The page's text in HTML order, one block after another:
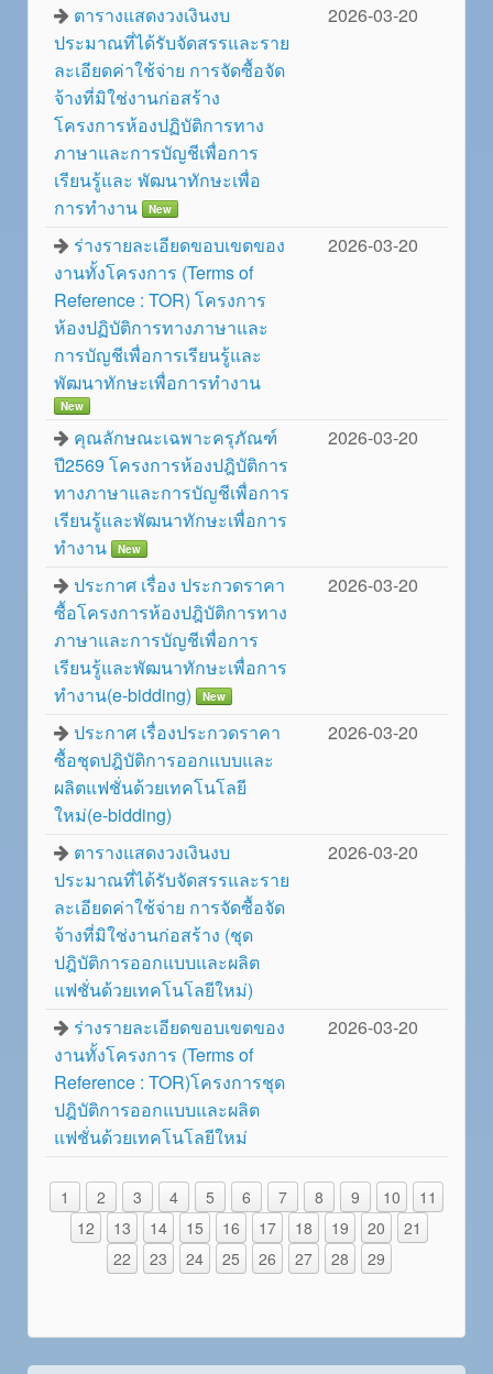
ตารางแสดงวงเงินงบ
ประมาณที่ได้รับจัดสรรและราย
ละเอียดค่าใช้จ่าย การจัดซื้อจัด
จ้างที่มิใช่งานก่อสร้าง
โครงการห้องปฏิบัติการทาง
ภาษาและการบัญชีเพื่อการ
เรียนรู้และ พัฒนาทักษะเพื่อ
การทำงาน
New
2026-03-20
ร่างรายละเอียดขอบเขตของ
งานทั้งโครงการ (Terms of
Reference : TOR) โครงการ
ห้องปฏิบัติการทางภาษาและ
การบัญชีเพื่อการเรียนรู้และ
พัฒนาทักษะเพื่อการทำงาน
New
2026-03-20
คุณลักษณะเฉพาะครุภัณฑ์
ปี2569 โครงการห้องปฎิบัติการ
ทางภาษาและการบัญชีเพื่อการ
เรียนรู้และพัฒนาทักษะเพื่อการ
ทำงาน
New
2026-03-20
ประกาศ เรื่อง ประกวดราคา
ซื้อโครงการห้องปฎิบัติการทาง
ภาษาและการบัญชีเพื่อการ
เรียนรู้และพัฒนาทักษะเพื่อการ
ทำงาน(e-bidding)
New
2026-03-20
ประกาศ เรื่องประกวดราคา
ซื้อชุดปฎิบัติการออกแบบและ
ผลิตแฟชั่นด้วยเทคโนโลยี
ใหม่(e-bidding)
2026-03-20
ตารางแสดงวงเงินงบ
ประมาณที่ได้รับจัดสรรและราย
ละเอียดค่าใช้จ่าย การจัดซื้อจัด
จ้างที่มิใช่งานก่อสร้าง (ชุด
ปฎิบัติการออกแบบและผลิต
แฟชั่นด้วยเทคโนโลยีใหม่)
2026-03-20
ร่างรายละเอียดขอบเขตของ
งานทั้งโครงการ (Terms of
Reference : TOR)โครงการชุด
ปฎิบัติการออกแบบและผลิต
แฟชั่นด้วยเทคโนโลยีใหม่
2026-03-20
1 2 3 4 5 6 7 8 9 10
11
12
13 14 15 16 17 18 19 20
21
22
23 24 25 26 27 28 29